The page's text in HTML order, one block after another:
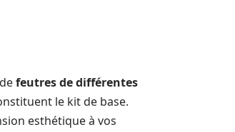
feutres de différentes
le kit de base.
esthétique à vos